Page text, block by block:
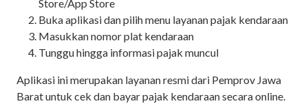
Store/App Store
Buka aplikasi dan pilih menu layanan pajak kendaraan
Masukkan nomor plat kendaraan
Tunggu hingga informasi pajak muncul
Aplikasi ini merupakan layanan resmi dari Pemprov Jawa
Barat untuk cek dan bayar pajak kendaraan secara online.